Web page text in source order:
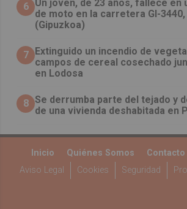
6 Un joven, de 23 años, fallece en
de moto en la carretera GI-
(Gipuzkoa)
7 Extinguido un incendio de
campos de cereal cosechado
en Lodosa
8 Se derrumba parte del tejado y
de una vivienda deshabitada en
Inicio Quiénes Somos Contacto
Aviso Legal
Cookies Seguridad